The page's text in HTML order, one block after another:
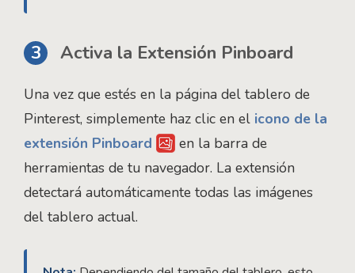
3 Activa la Extensión Pinboard
Una vez que estés en la página del tablero de
Pinterest, simplemente haz clic en el icono de la
extensión Pinboard
en la barra de
herramientas de tu navegador. La extensión
detectará automáticamente todas las imágenes
del tablero actual.